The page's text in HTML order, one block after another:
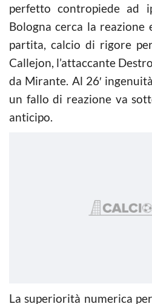
perfetto contropiede ad
Bologna cerca la
partita, calcio di rigore
Callejon, l’attaccante
da Mirante. Al 26′
un fallo di reazione va
anticipo.
La superiorità numerica